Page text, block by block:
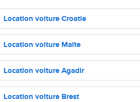
Location voiture Croatie
Location voiture Malte
Location voiture Agadir
Location voiture Brest